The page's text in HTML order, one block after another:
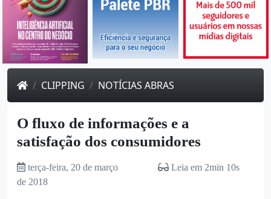
CLIPPING NOTÍCIAS ABRAS
O fluxo de informações e a
satisfação dos consumidores
terça-feira, 20 de março
de 2018
Leia em 2min 10s